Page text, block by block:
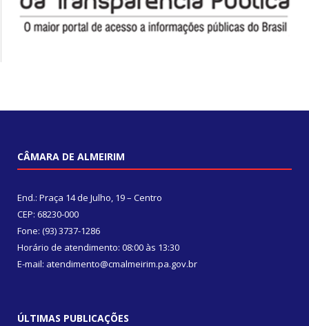
CÂMARA DE ALMEIRIM
End.: Praça 14 de Julho, 19 – Centro
CEP: 68230-000
Fone: (93) 3737-1286
Horário de atendimento: 08:00 às 13:30
E-mail: atendimento@cmalmeirim.pa.gov.br
ÚLTIMAS PUBLICAÇÕES